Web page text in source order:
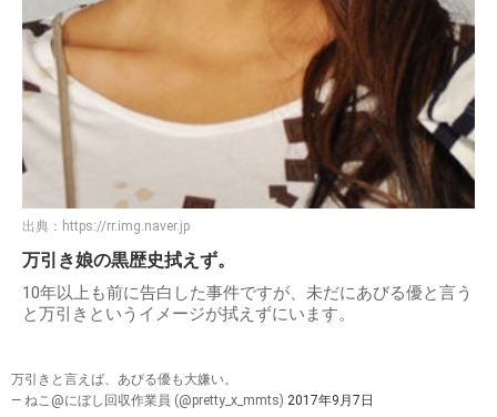
出典： https://rr.img.naver.jp
万引き娘の黒歴史拭えず。
10年以上も前に告白した事件ですが、未だにあびる優と言う
と万引きというイメージが拭えずにいます。
万引きと言えば、あびる優も大嫌い。
— ねこ@にぼし回収作業員 (@pretty_x_mmts) 2017年9月7日